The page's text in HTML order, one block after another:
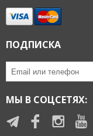
ПОДПИСКА
МЫ В СОЦСЕТЯХ: